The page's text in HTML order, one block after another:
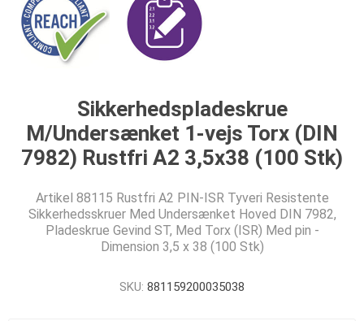
Sikkerhedspladeskrue
M/Undersænket 1-vejs Torx (DIN
7982) Rustfri A2 3,5x38 (100 Stk)
Artikel 88115 Rustfri A2 PIN-ISR Tyveri Resistente
Sikkerhedsskruer Med Undersænket Hoved DIN 7982,
Pladeskrue Gevind ST, Med Torx (ISR) Med pin -
Dimension 3,5 x 38 (100 Stk)
SKU: 881159200035038